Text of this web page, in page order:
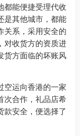
都能便捷受理代收
是其他城市，都能
关系，采用安全的
对收货方的资质进
货方面临的坏账风
空运向香港的一家
次合作，礼品店希
款安全，便选择了